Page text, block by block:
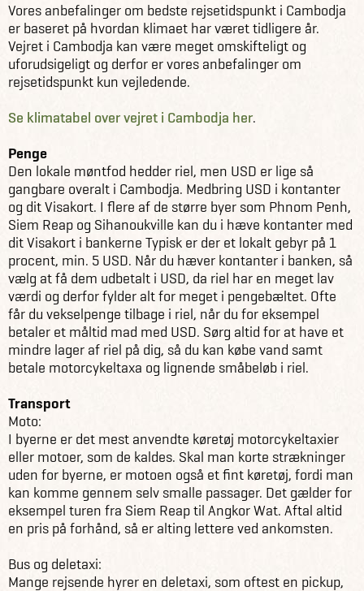
Vores anbefalinger om bedste rejsetidspunkt i Cambodja
er baseret på hvordan klimaet har været tidligere år.
Vejret i Cambodja kan være meget omskifteligt og
uforudsigeligt og derfor er vores anbefalinger om
rejsetidspunkt kun vejledende.
Se klimatabel over vejret i Cambodja her.
Penge
Den lokale møntfod hedder riel, men USD er lige så
gangbare overalt i Cambodja. Medbring USD i kontanter
og dit Visakort. I flere af de større byer som Phnom Penh,
Siem Reap og Sihanoukville kan du i hæve kontanter med
dit Visakort i bankerne Typisk er der et lokalt gebyr på 1
procent, min. 5 USD. Når du hæver kontanter i banken, så
vælg at få dem udbetalt i USD, da riel har en meget lav
værdi og derfor fylder alt for meget i pengebæltet. Ofte
får du vekselpenge tilbage i riel, når du for eksempel
betaler et måltid mad med USD. Sørg altid for at have et
mindre lager af riel på dig, så du kan købe vand samt
betale motorcykeltaxa og lignende småbeløb i riel.
Transport
Moto:
I byerne er det mest anvendte køretøj motorcykeltaxier
eller motoer, som de kaldes. Skal man korte strækninger
uden for byerne, er motoen også et fint køretøj, fordi man
kan komme gennem selv smalle passager. Det gælder for
eksempel turen fra Siem Reap til Angkor Wat. Aftal altid
en pris på forhånd, så er alting lettere ved ankomsten.
Bus og deletaxi:
Mange rejsende hyrer en deletaxi, som oftest en pickup,